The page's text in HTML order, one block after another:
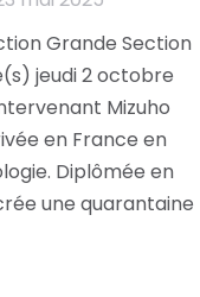
Grande Section
jeudi 2 octobre
Mizuho
en France en
Diplômée en
crée une quarantaine